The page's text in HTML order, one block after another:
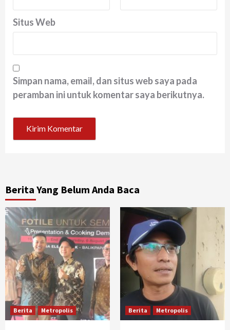
Situs Web
Simpan nama, email, dan situs web saya pada
peramban ini untuk komentar saya berikutnya.
Berita Yang Belum Anda Baca
Berita Metropolis Berita Metropolis